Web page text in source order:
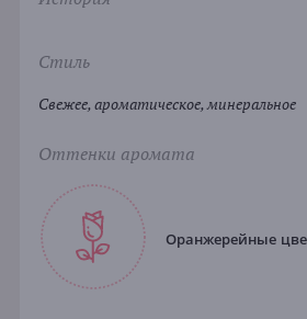
Стиль
Свежее, ароматическое, минеральное
Оттенки аромата
Оранжерейные